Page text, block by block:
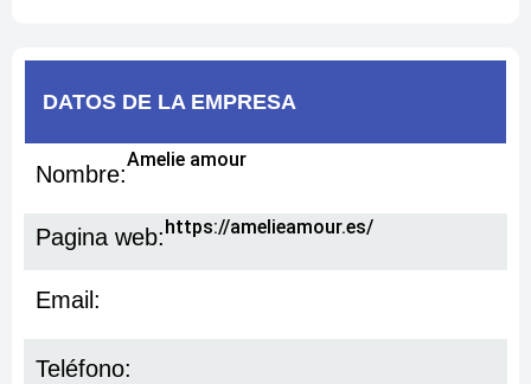
DATOS DE LA EMPRESA
Nombre:
Amelie amour
Pagina web: https://amelieamour.es/
Email:
Teléfono: